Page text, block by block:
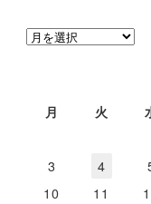
ア
月
火
3
4
10
11